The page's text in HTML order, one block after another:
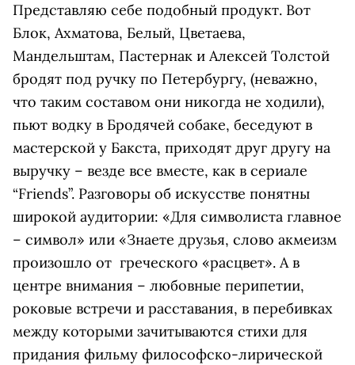
Представляю себе подобный продукт. Вот
Блок, Ахматова, Белый, Цветаева,
Мандельштам, Пастернак и Алексей Толстой
бродят под ручку по Петербургу, (неважно,
что таким составом они никогда не ходили),
пьют водку в Бродячей собаке, беседуют в
мастерской у Бакста, приходят друг другу на
выручку – везде все вместе, как в сериале
“Friends”. Разговоры об искусстве понятны
широкой аудитории: «Для символиста главное
– символ» или «Знаете друзья, слово акмеизм
произошло от греческого «расцвет». А в
центре внимания – любовные перипетии,
роковые встречи и расставания, в перебивках
между которыми зачитываются стихи для
придания фильму философско-лирической